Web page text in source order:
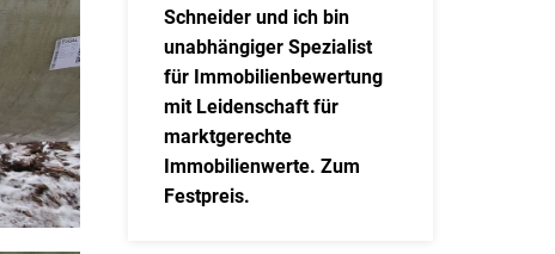
Schneider und ich bin
unabhängiger Spezialist
für Immobilienbewertung
mit Leidenschaft für
marktgerechte
Immobilienwerte. Zum
Festpreis.